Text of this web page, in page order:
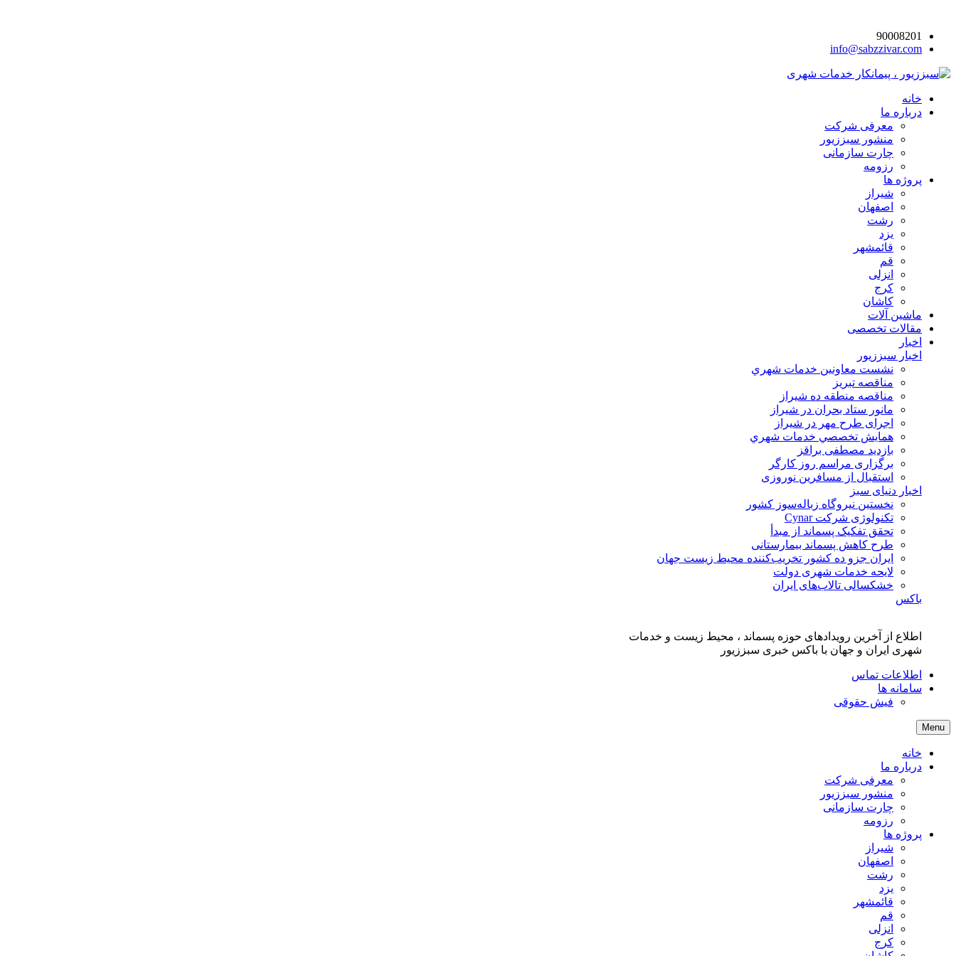
90008201
info@sabzzivar.com
خانه
درباره ما
معرفی شرکت
منشور سبززیور
چارت سازمانی
رزومه
پروژه ها
شیراز
اصفهان
رشت
یزد
قائمشهر
قم
انزلی
کرج
کاشان
ماشین آلات
مقالات تخصصی
اخبار
اخبار سبززیور
نشست معاونين خدمات شهري
مناقصه تبريز
مناقصه منطقه ده شیراز
مانور ستاد بحران در شیراز
اجرای طرح مهر در شیراز
همايش تخصصي خدمات شهري
بازدید مصطفی براقز
برگزاری مراسم روز کارگر
استقبال از مسافرین نوروزی
اخبار دنیای سبز
نخستین نیروگاه زباله‌سوز کشور
تکنولوژی شرکت Cynar
تحقق تفکیک پسماند از مبدأ
طرح کاهش پسماند بیمارستانی
ايران جزو ده كشور تخريب‌كننده محيط زيست جهان
لایحه خدمات شهری دولت
خشکسالی تالاب‌های ایران
باکس
اطلاع از آخرین رویدادهای حوزه پسماند ، محیط زیست و خدمات
شهری ایران و جهان با باکس خبری سبززیور
اطلاعات تماس
سامانه ها
فیش حقوقی
Menu
خانه
درباره ما
معرفی شرکت
منشور سبززیور
چارت سازمانی
رزومه
پروژه ها
شیراز
اصفهان
رشت
یزد
قائمشهر
قم
انزلی
کرج